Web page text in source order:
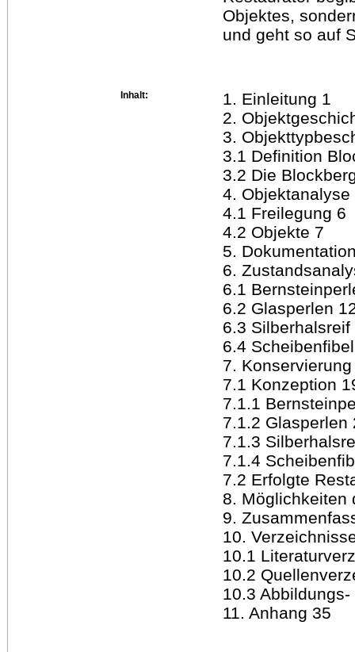
Objektes,
und geht so auf
Inhalt:
1. Einleitung 1
2.
3.
3.1 Definition
3.2 Die
4. Objektanalyse
4.1 Freilegung 6
4.2 Objekte 7
5.
6.
6.1
6.2 Glasperlen
6.3 Silberhalsreif
6.4
7.
7.1 Konzeption
7.1.1
7.1.2 Glasperlen
7.1.3
7.1.4
7.2 Erfolgte
8. Möglichkeiten
9.
10.
10.1
10.2
10.3
11. Anhang 35